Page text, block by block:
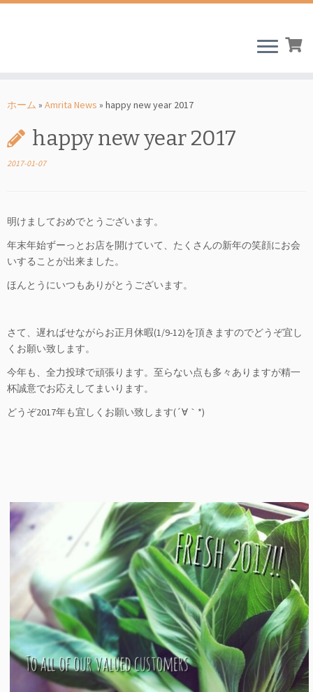
ン
ツ
へ
ッ
ホーム » Amrita News » happy new year 2017
happy new year 2017
2017-01-07
明けましておめでとうございます。
年末年始ずーっとお店を開けていて、たくさんの新年の笑顔にお会
いすることが出来ました。
ほんとうにいつもありがとうございます。
さて、遅ればせながらお正月休暇(1/9-12)を頂きますのでどうぞ宜し
くお願い致します。
今年も、全力投球で頑張ります。至らない点も多々ありますが精一
杯誠意でお応えしてまいります。
どうぞ2017年も宜しくお願い致します(´∀｀*)